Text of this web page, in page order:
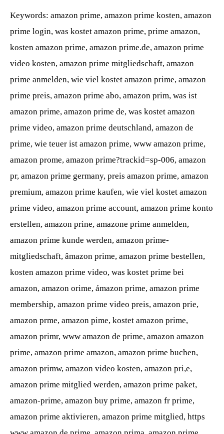
Keywords: amazon prime, amazon prime kosten, amazon
prime login, was kostet amazon prime, prime amazon,
kosten amazon prime, amazon prime.de, amazon prime
video kosten, amazon prime mitgliedschaft, amazon
prime anmelden, wie viel kostet amazon prime, amazon
prime preis, amazon prime abo, amazon prim, was ist
amazon prime, amazon prime de, was kostet amazon
prime video, amazon prime deutschland, amazon de
prime, wie teuer ist amazon prime, www amazon prime,
amazon prome, amazon prime?trackid=sp-006, amazon
pr, amazon prime germany, preis amazon prime, amazon
premium, amazon prime kaufen, wie viel kostet amazon
prime video, amazon prime account, amazon prime konto
erstellen, amazon prine, amazone prime anmelden,
amazon prime kunde werden, amazon prime-
mitgliedschaft, âmazon prime, amazon prime bestellen,
kosten amazon prime video, was kostet prime bei
amazon, amazon orime, ámazon prime, amazon prime
membership, amazon prime video preis, amazon prie,
amazon prme, amazon pime, kostet amazon prime,
amazon primr, www amazon de prime, amazon amazon
prime, amazon prime amazon, amazon prime buchen,
amazon primw, amazon video kosten, amazon pri,e,
amazon prime mitglied werden, amazon prime paket,
amazon-prime, amazon buy prime, amazon fr prime,
amazon prime aktivieren, amazon prime mitglied, https